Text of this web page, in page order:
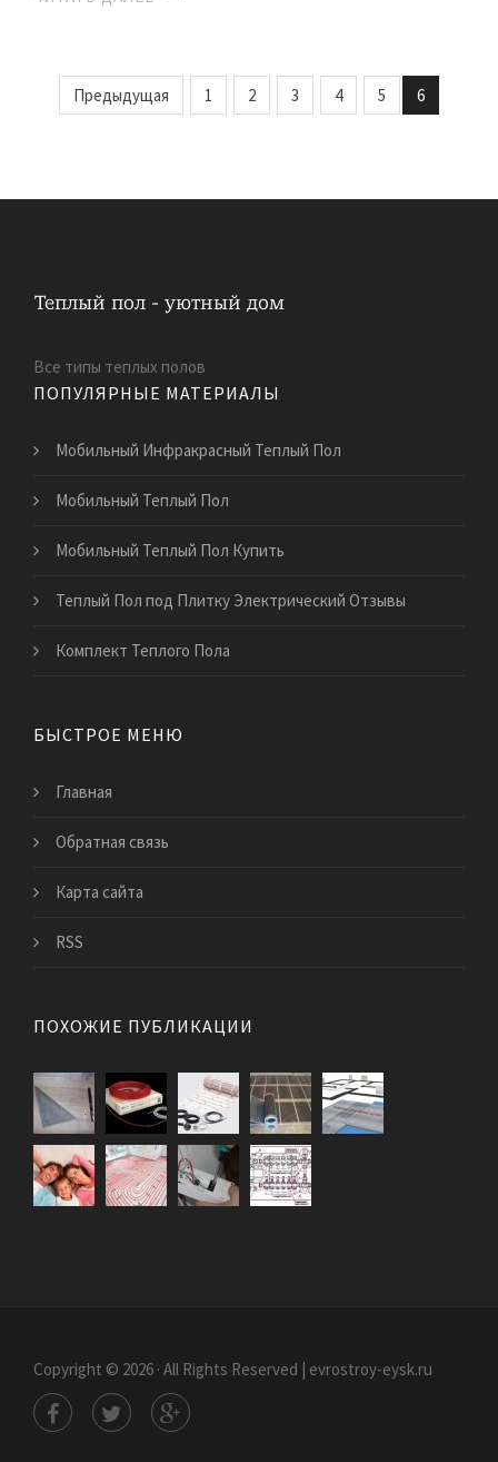
Предыдущая 1 2 3 4 5 6
Все типы теплых полов
ПОПУЛЯРНЫЕ МАТЕРИАЛЫ
Мобильный Инфракрасный Теплый Пол
Мобильный Теплый Пол
Мобильный Теплый Пол Купить
Теплый Пол под Плитку Электрический Отзывы
Комплект Теплого Пола
БЫСТРОЕ МЕНЮ
Главная
Обратная связь
Карта сайта
RSS
ПОХОЖИЕ ПУБЛИКАЦИИ
Copyright © 2026 · All Rights Reserved | evrostroy-eysk.ru